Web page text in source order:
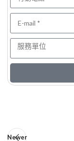
Newer